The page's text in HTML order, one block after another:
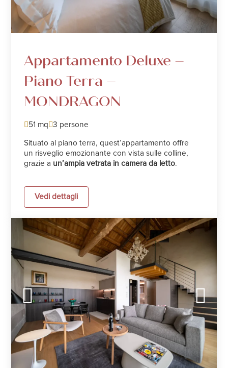
Appartamento Deluxe –
Piano Terra –
MONDRAGON
51 mq 3 persone
Situato al piano terra, quest’appartamento offre
un risveglio emozionante con vista sulle colline,
grazie a un’ampia vetrata in camera da letto.
Vedi dettagli